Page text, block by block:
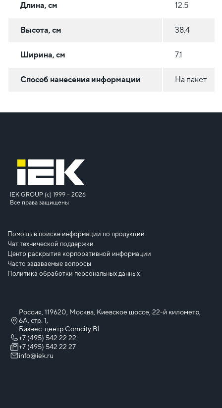
Длина, см 12.5
Высота, см 38.4
Ширина, см 7.1
Способ нанесения информации На пакет
IEK GROUP (c) 1999 – 2026
Все права защищены
Помощь в поиске информации по продукции
Чат технической поддержки
Центр раскрытия корпоративной информации
Часто задаваемые вопросы
Политика обработки персональных данных
Россия, 119620, Москва, Киевское шоссе, 22-й километр,
6А, стр. 1,
Бизнес-центр Comcity B1
+7 (495) 542 22 22
+7 (495) 542 22 27
info@iek.ru